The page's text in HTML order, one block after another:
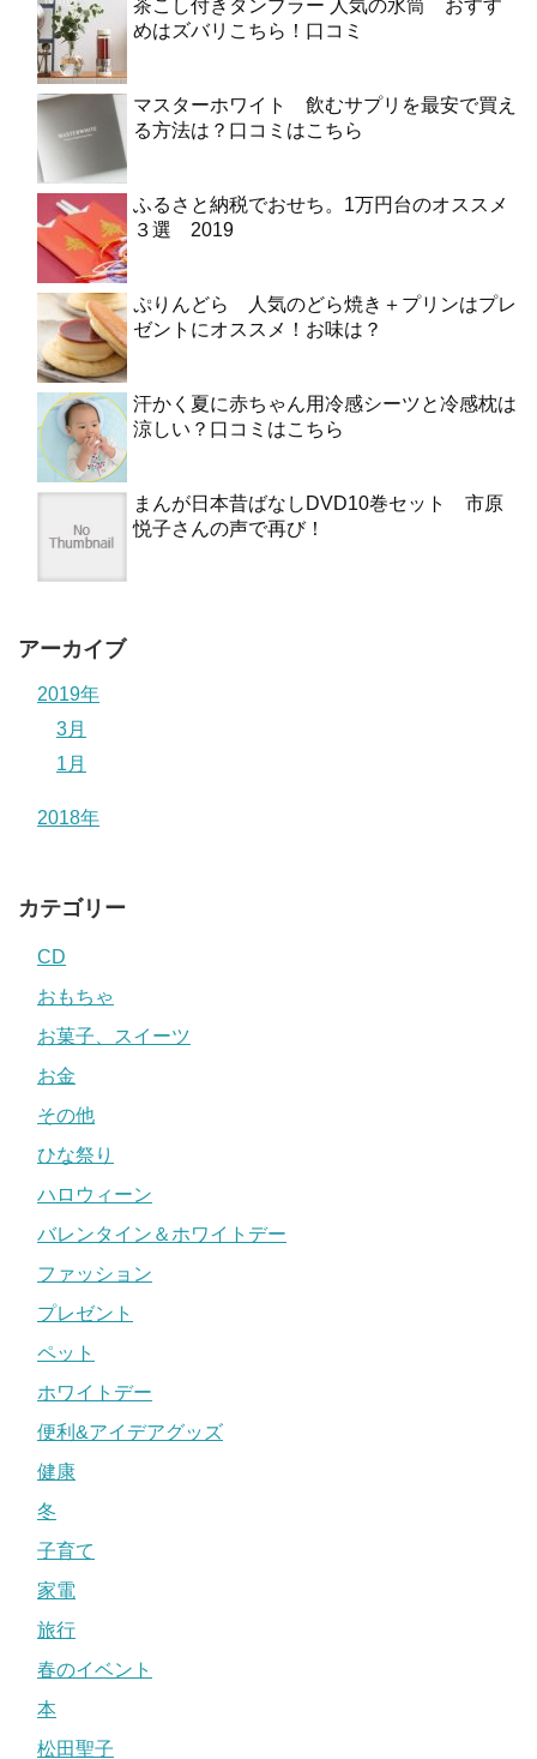
茶こし付きタンブラー 人気の水筒 おすす
めはズバリこちら！口コミ
マスターホワイト 飲むサプリを最安で買え
る方法は？口コミはこちら
ふるさと納税でおせち。1万円台のオススメ
３選 2019
ぷりんどら 人気のどら焼き＋プリンはプレ
ゼントにオススメ！お味は？
汗かく夏に赤ちゃん用冷感シーツと冷感枕は
涼しい？口コミはこちら
まんが日本昔ばなしDVD10巻セット 市原
悦子さんの声で再び！
アーカイブ
2019年
3月
1月
2018年
カテゴリー
CD
おもちゃ
お菓子、スイーツ
お金
その他
ひな祭り
ハロウィーン
バレンタイン＆ホワイトデー
ファッション
プレゼント
ペット
ホワイトデー
便利&アイデアグッズ
健康
冬
子育て
家電
旅行
春のイベント
本
松田聖子